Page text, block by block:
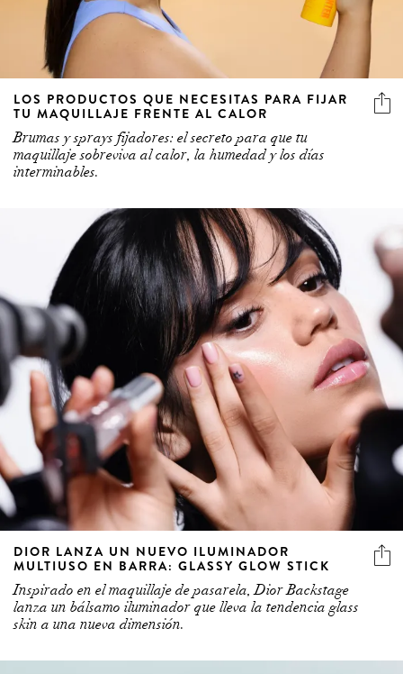
LOS PRODUCTOS QUE NECESITAS PARA FIJAR
TU MAQUILLAJE FRENTE AL CALOR
Brumas y sprays fijadores: el secreto para que tu
maquillaje sobreviva al calor, la humedad y los días
interminables.
DIOR LANZA UN NUEVO ILUMINADOR
MULTIUSO EN BARRA: GLASSY GLOW STICK
Inspirado en el maquillaje de pasarela, Dior Backstage
lanza un bálsamo iluminador que lleva la tendencia glass
skin a una nueva dimensión.